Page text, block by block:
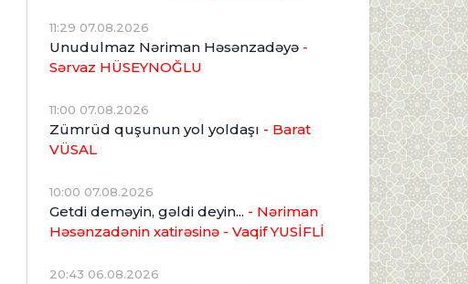
11:29 07.08.2026
Unudulmaz Nəriman Həsənzadəyə -
Sərvaz HÜSEYNOĞLU
11:00 07.08.2026
Zümrüd quşunun yol yoldaşı - Barat
VÜSAL
10:00 07.08.2026
Getdi deməyin, gəldi deyin... - Nəriman
Həsənzadənin xatirəsinə - Vaqif YUSİFLİ
20:43 06.08.2026